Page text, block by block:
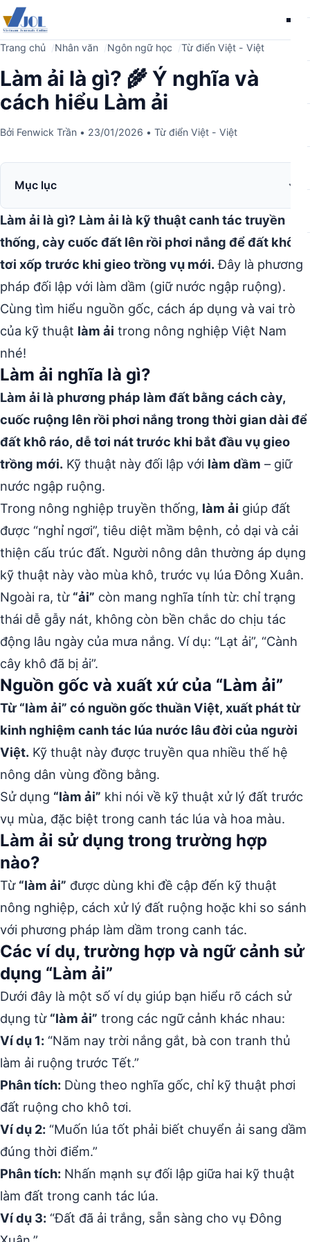
Trang chủ Nhân văn Ngôn ngữ học Từ điển Việt - Việt
Làm ải là gì? 🌾 Ý nghĩa và
cách hiểu Làm ải
Bởi Fenwick Trần • 23/01/2026 • Từ điển Việt - Việt
Mục lục
Làm ải là gì? Làm ải là kỹ thuật canh tác truyền
thống, cày cuốc đất lên rồi phơi nắng để đất khô,
tơi xốp trước khi gieo trồng vụ mới.Đây là phương
pháp đối lập với làm dầm (giữ nước ngập ruộng).
Cùng tìm hiểu nguồn gốc, cách áp dụng và vai trò
của kỹ thuật làm ải trong nông nghiệp Việt Nam
nhé!
Làm ải nghĩa là gì?
Làm ải là phương pháp làm đất bằng cách cày,
cuốc ruộng lên rồi phơi nắng trong thời gian dài để
đất khô ráo, dễ tơi nát trước khi bắt đầu vụ gieo
trồng mới. Kỹ thuật này đối lập với làm dầm – giữ
nước ngập ruộng.
Trong nông nghiệp truyền thống, làm ải giúp đất
được “nghỉ ngơi”, tiêu diệt mầm bệnh, cỏ dại và cải
thiện cấu trúc đất. Người nông dân thường áp dụng
kỹ thuật này vào mùa khô, trước vụ lúa Đông Xuân.
Ngoài ra, từ “ải” còn mang nghĩa tính từ: chỉ trạng
thái dễ gẫy nát, không còn bền chắc do chịu tác
động lâu ngày của mưa nắng. Ví dụ: “Lạt ải”, “Cành
cây khô đã bị ải”.
Nguồn gốc và xuất xứ của “Làm ải”
Từ “làm ải” có nguồn gốc thuần Việt, xuất phát từ
kinh nghiệm canh tác lúa nước lâu đời của người
Việt. Kỹ thuật này được truyền qua nhiều thế hệ
nông dân vùng đồng bằng.
Sử dụng “làm ải” khi nói về kỹ thuật xử lý đất trước
vụ mùa, đặc biệt trong canh tác lúa và hoa màu.
Làm ải sử dụng trong trường hợp
nào?
Từ “làm ải” được dùng khi đề cập đến kỹ thuật
nông nghiệp, cách xử lý đất ruộng hoặc khi so sánh
với phương pháp làm dầm trong canh tác.
Các ví dụ, trường hợp và ngữ cảnh sử
dụng “Làm ải”
Dưới đây là một số ví dụ giúp bạn hiểu rõ cách sử
dụng từ “làm ải” trong các ngữ cảnh khác nhau:
Ví dụ 1: “Năm nay trời nắng gắt, bà con tranh thủ
làm ải ruộng trước Tết.”
Phân tích: Dùng theo nghĩa gốc, chỉ kỹ thuật phơi
đất ruộng cho khô tơi.
Ví dụ 2: “Muốn lúa tốt phải biết chuyển ải sang dầm
đúng thời điểm.”
Phân tích: Nhấn mạnh sự đối lập giữa hai kỹ thuật
làm đất trong canh tác lúa.
Ví dụ 3: “Đất đã ải trắng, sẵn sàng cho vụ Đông